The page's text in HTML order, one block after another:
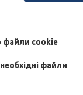
файли cookie
файли